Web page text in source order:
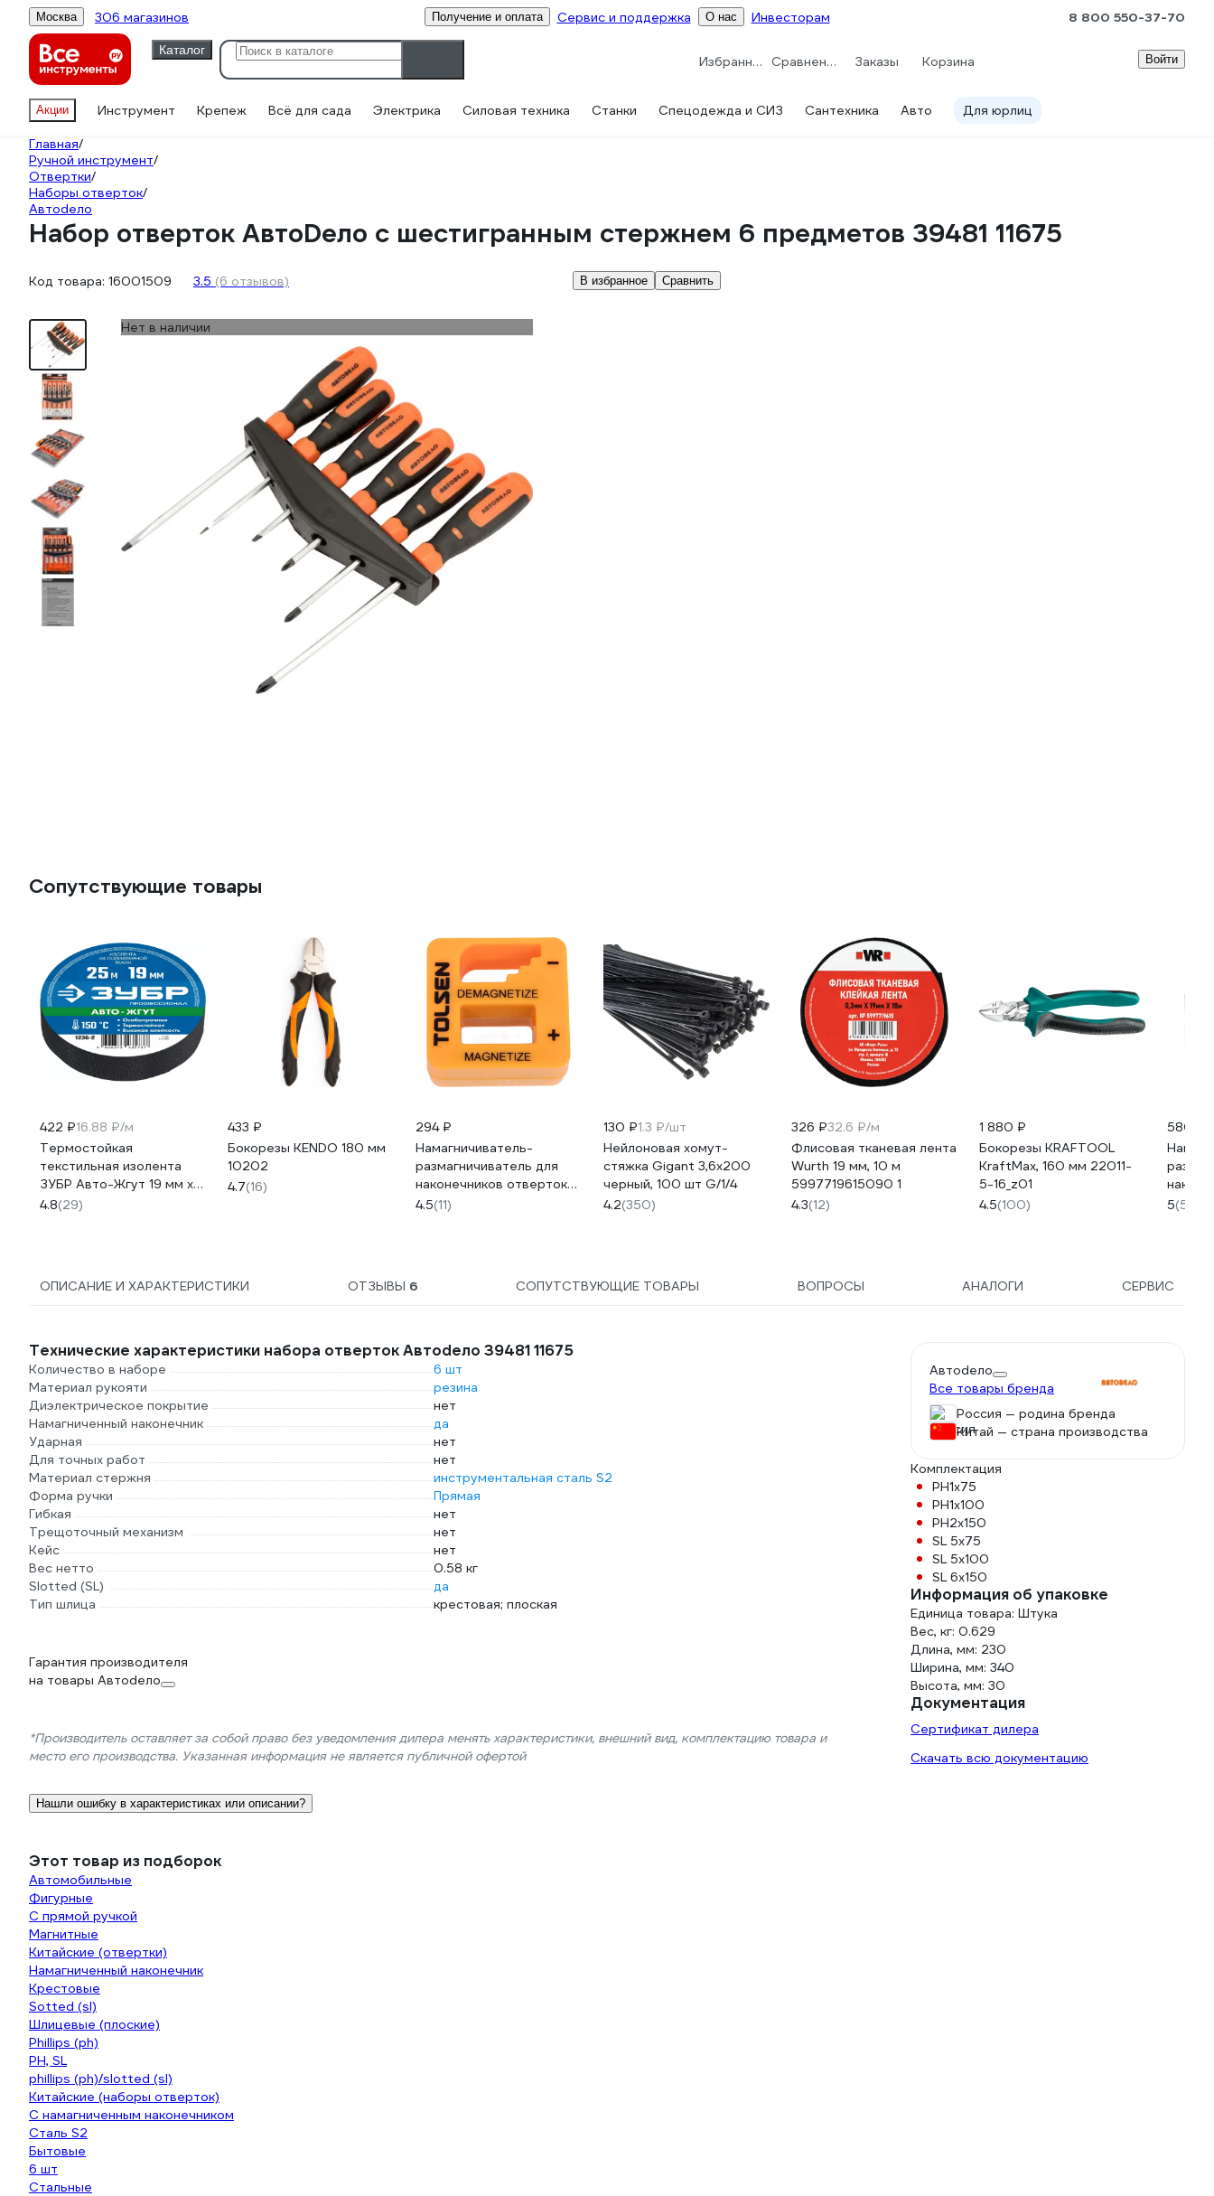
Москва 306 магазинов Получение и оплата Сервис и поддержка О нас Инвесторам 8 800 550-37-70
Каталог
Избранное Сравнение Заказы Корзина Войти
Акции Инструмент Крепеж Всё для сада Электрика Силовая техника Станки Спецодежда и СИЗ Сантехника Авто Для юрлиц
Главная/
Ручной инструмент/
Отвертки/
Наборы отверток/
Автоdело
Набор отверток АвтоDело с шестигранным стержнем 6 предметов 39481 11675
Код товара: 16001509 3.5 (6 отзывов) В избранное Сравнить
Нет в наличии
Сопутствующие товары
422 ₽16.88 ₽/м
Термостойкая
текстильная изолента
ЗУБР Авто-Жгут 19 мм х
25 м 1236-2
4.8(29)
433 ₽
Бокорезы KENDO 180 мм
10202
4.7(16)
294 ₽
Намагничиватель-
размагничиватель для
наконечников отверток
TOLSEN 20032
4.5(11)
130 ₽1.3 ₽/шт
Нейлоновая хомут-
стяжка Gigant 3,6х200
черный, 100 шт G/1/4
4.2(350)
326 ₽32.6 ₽/м
Флисовая тканевая лента
Wurth 19 мм, 10 м
5997719615090 1
4.3(12)
1 880 ₽
Бокорезы KRAFTOOL
KraftMax, 160 мм 22011-
5-16_z01
4.5(100)
580 ₽
76MBH
5(5)
ОПИСАНИЕ И ХАРАКТЕРИСТИКИ ОТЗЫВЫ 6 СОПУТСТВУЮЩИЕ ТОВАРЫ ВОПРОСЫ АНАЛОГИ СЕРВИС
Технические характеристики набора отверток Автоdело 39481 11675
Количество в наборе
6 шт
Материал рукояти
резина
Диэлектрическое покрытие
нет
Намагниченный наконечник
да
Ударная
нет
Для точных работ
нет
Материал стержня
инструментальная сталь S2
Форма ручки
Прямая
Гибкая
нет
Трещоточный механизм
нет
Кейс
нет
Вес нетто
0.58 кг
Slotted (SL)
да
Тип шлица
крестовая; плоская
Гарантия производителя
на товары Автоdело
*Производитель оставляет за собой право без уведомления дилера менять характеристики, внешний вид, комплектацию товара и
место его производства. Указанная информация не является публичной офертой
Нашли ошибку в характеристиках или описании?
Автоdело
Все товары бренда
Россия — родина бренда
Китай — страна производства
Комплектация
РН1х75
РН1х100
РН2х150
SL 5x75
SL 5x100
SL 6x150
Информация об упаковке
Единица товара: Штука
Вес, кг: 0.629
Длина, мм: 230
Ширина, мм: 340
Высота, мм: 30
Документация
Сертификат дилера
Скачать всю документацию
Этот товар из подборок
Автомобильные
Фигурные
С прямой ручкой
Магнитные
Китайские (отвертки)
Намагниченный наконечник
Крестовые
Sotted (sl)
Шлицевые (плоские)
Phillips (ph)
PH, SL
phillips (ph)/slotted (sl)
Китайские (наборы отверток)
C намагниченным наконечником
Сталь S2
Бытовые
6 шт
Стальные